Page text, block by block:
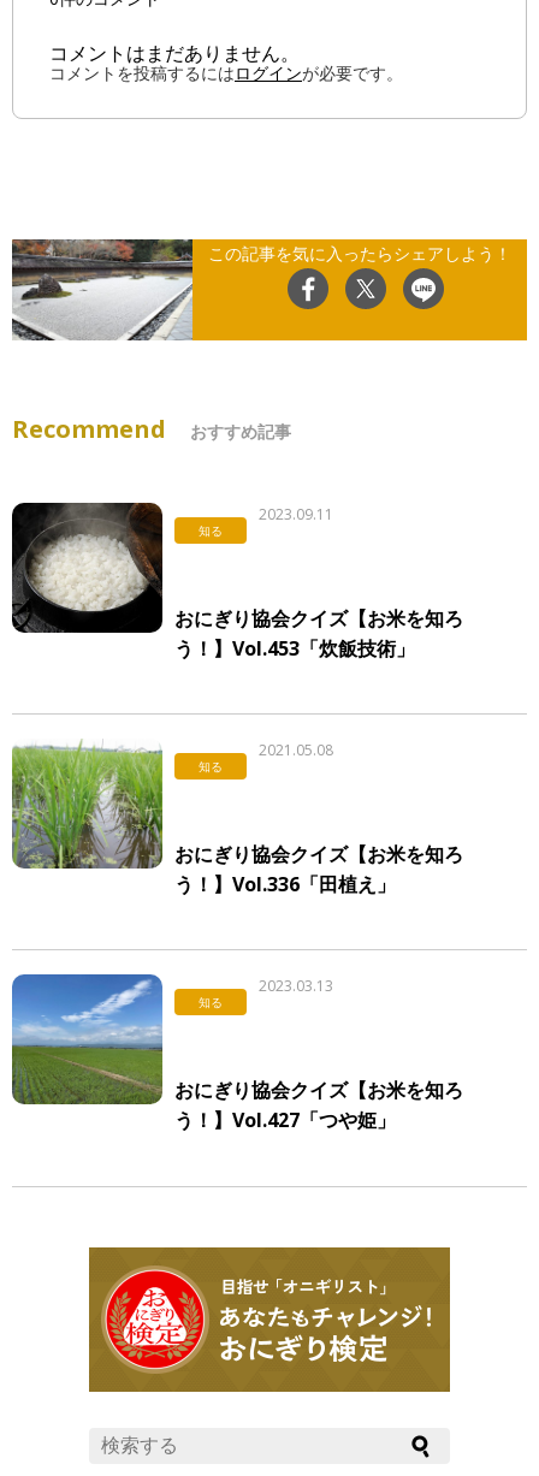
コメントはまだありません。
コメントを投稿するにはログインが必要です。
この記事を気に入ったらシェアしよう！
Recommend おすすめ記事
知る
2023.09.11
おにぎり協会クイズ【お米を知ろ
う！】Vol.453「炊飯技術」
知る
2021.05.08
おにぎり協会クイズ【お米を知ろ
う！】Vol.336「田植え」
知る
2023.03.13
おにぎり協会クイズ【お米を知ろ
う！】Vol.427「つや姫」